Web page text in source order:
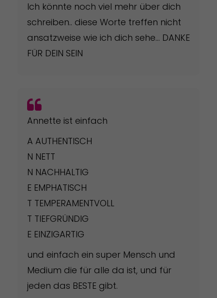
Ich könnte noch viel mehr über dich
schreiben.. diese Worte treffen nicht
ansatzweise wie ich dich sehe… DANKE
FÜR DEIN SEIN
Annette ist einfach
A AUTHENTISCH
N NETT
N NACHHALTIG
E EMPHATISCH
T TEMPERAMENTVOLL
T TIEFGRÜNDIG
E EINZIGARTIG
und einfach ein super Mensch und
Medium die für alle da ist, und für
jeden das BESTE gibt.